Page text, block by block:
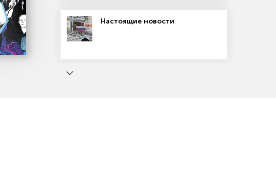
Настоящие новости